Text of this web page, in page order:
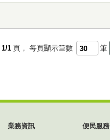
1/1 頁， 每頁顯示筆數 筆
業務資訊 便民服務